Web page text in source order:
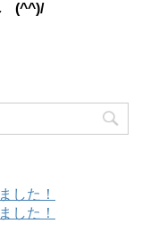
(^^)/
した！
した！